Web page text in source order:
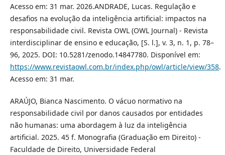
Acesso em: 31 mar. 2026.ANDRADE, Lucas. Regulação e
desafios na evolução da inteligência artificial: impactos na
responsabilidade civil. Revista OWL (OWL Journal) - Revista
interdisciplinar de ensino e educação, [S. l.], v. 3, n. 1, p. 78–
96, 2025. DOI: 10.5281/zenodo.14847780. Disponível em:
https://www.revistaowl.com.br/index.php/owl/article/view/358.
Acesso em: 31 mar.
ARAÚJO, Bianca Nascimento. O vácuo normativo na
responsabilidade civil por danos causados por entidades
não humanas: uma abordagem à luz da inteligência
artificial. 2025. 45 f. Monografia (Graduação em Direito) -
Faculdade de Direito, Universidade Federal